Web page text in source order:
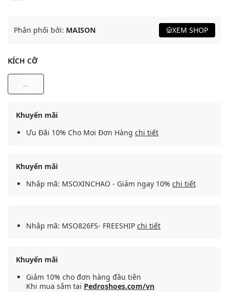
Phân phối bởi: MAISON XEM SHOP
KÍCH CỠ
...
Khuyến mãi
Ưu Đãi 10% Cho Mọi Đơn Hàng chi tiết
Khuyến mãi
Nhập mã: MSOXINCHAO - Giảm ngay 10% chi tiết
Nhập mã: MSO826FS- FREESHIP chi tiết
Khuyến mãi
Giảm 10% cho đơn hàng đầu tiên
Khi mua sắm tại Pedroshoes.com/vn